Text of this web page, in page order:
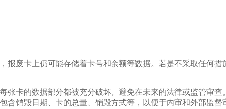
废卡上仍可能存储着卡号和余额等数据。若是不采取任何
卡的数据部分都被充分破坏。避免在未来的法律或监管审
销毁日期、卡的总量、销毁方式等，以便于内审和外部监督